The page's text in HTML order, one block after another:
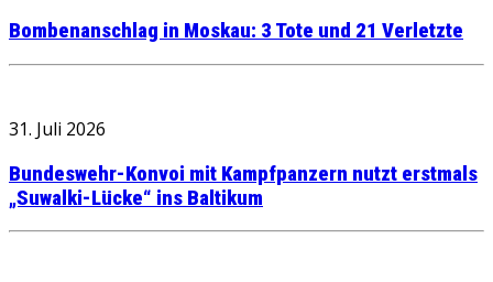
Bombenanschlag in Moskau: 3 Tote und 21 Verletzte
31. Juli 2026
Bundeswehr-Konvoi mit Kampfpanzern nutzt erstmals
„Suwalki-Lücke“ ins Baltikum